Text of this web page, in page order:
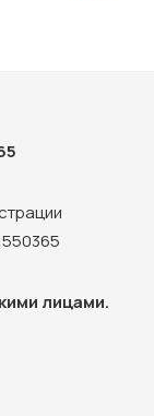
лицами.